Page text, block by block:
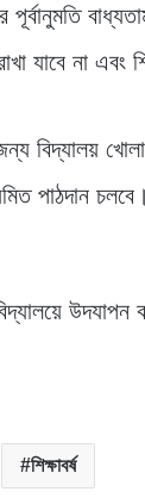
পূর্বানুমতি
যাবে না এবং
বিদ্যালয় খোলা
পাঠদান চলবে।
উদযাপন
শিক্ষাবর্ষ